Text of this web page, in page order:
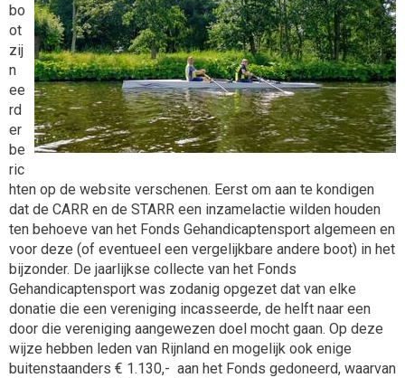
bo
ot
zij
n
ee
rd
er
be
ric
hten op de website verschenen. Eerst om aan te kondigen
dat de CARR en de STARR een inzamelactie wilden houden
ten behoeve van het Fonds Gehandicaptensport algemeen en
voor deze (of eventueel een vergelijkbare andere boot) in het
bijzonder. De jaarlijkse collecte van het Fonds
Gehandicaptensport was zodanig opgezet dat van elke
donatie die een vereniging incasseerde, de helft naar een
door die vereniging aangewezen doel mocht gaan. Op deze
wijze hebben leden van Rijnland en mogelijk ook enige
buitenstaanders € 1.130,- aan het Fonds gedoneerd, waarvan